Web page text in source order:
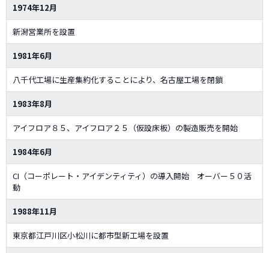
1974年12月
新潟営業所を設置
1981年6月
八千代工場に生産集約化することにより、名古屋工場を閉鎖
1983年8月
アイフロア８５、アイフロア２５（仮設床板）の製造販売を開始
1984年6月
CI（コーポレート・アイデンティティ）の導入開始 オーバー５０活
動
1988年11月
東京都江戸川区小松川に都市型新工場を設置